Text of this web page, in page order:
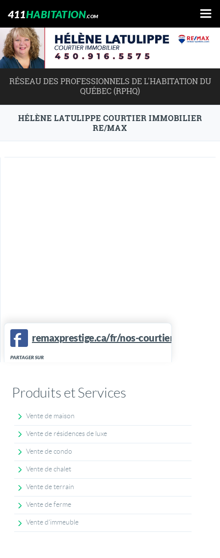
411HABITATION.COM
RÉSEAU DES PROFESSIONNELS DE L'HABITATION DU
QUÉBEC (RPHQ)
HÉLÈNE LATULIPPE COURTIER IMMOBILIER
RE/MAX
remaxprestige.ca/fr/nos-courtiers/helene-
PARTAGER SUR
Produits et Services
Vente de maison
Vente de résidences de luxe
Vente de condo
Vente de chalet
Vente de terrain
Vente de ferme
Vente d'immeuble